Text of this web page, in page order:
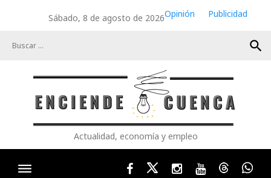
Sábado, 8 de agosto de 2026Opinión
Publicidad
search
Actualidad, economía y empleo
FacebookTwitterInstagram
YoutubeThreads